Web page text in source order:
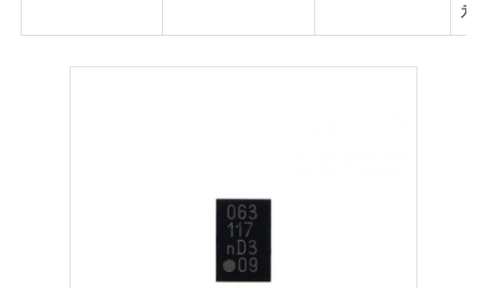
CPLD PLD
DRAM 메모리는 자릅니다
치